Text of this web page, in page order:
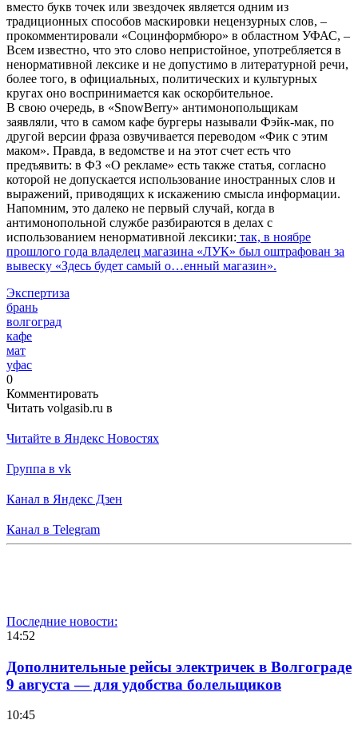
вместо букв точек или звездочек является одним из
традиционных способов маскировки нецензурных слов, –
прокомментировали «Социнформбюро» в областном УФАС, –
Всем известно, что это слово непристойное, употребляется в
ненормативной лексике и не допустимо в литературной речи,
более того, в официальных, политических и культурных
кругах оно воспринимается как оскорбительное.
В свою очередь, в «SnowBerry» антимонопольщикам
заявляли, что в самом кафе бургеры называли Фэйк-мак, по
другой версии фраза озвучивается переводом «Фик с этим
маком». Правда, в ведомстве и на этот счет есть что
предъявить: в ФЗ «О рекламе» есть также статья, согласно
которой не допускается использование иностранных слов и
выражений, приводящих к искажению смысла информации.
Напомним, это далеко не первый случай, когда в
антимонопольной службе разбираются в делах с
использованием ненормативной лексики: так, в ноябре
прошлого года владелец магазина «ЛУК» был оштрафован за
вывеску «Здесь будет самый о…енный магазин».
Экспертиза
брань
волгоград
кафе
мат
уфас
0
Комментировать
Читать volgasib.ru в
Читайте в Яндекс Новостях
Группа в vk
Канал в Яндекс Дзен
Канал в Telegram
Последние новости:
14:52
Дополнительные рейсы электричек в Волгограде
9 августа — для удобства болельщиков
10:45